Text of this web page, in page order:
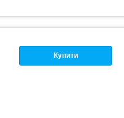
Купити